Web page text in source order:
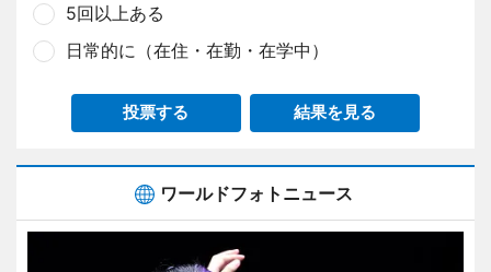
5回以上ある
日常的に（在住・在勤・在学中）
投票する 結果を見る
ワールドフォトニュース